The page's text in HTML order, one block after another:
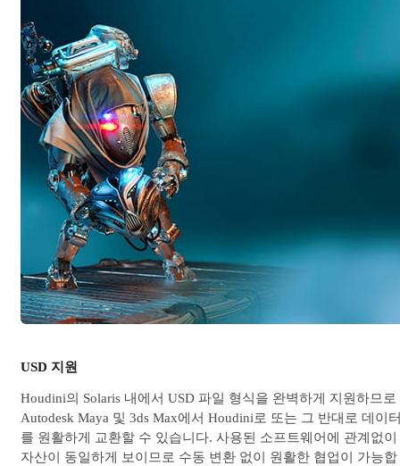
USD 지원
Houdini의 Solaris 내에서 USD 파일 형식을 완벽하게 지원하므로
Autodesk Maya 및 3ds Max에서 Houdini로 또는 그 반대로 데이
를 원활하게 교환할 수 있습니다. 사용된 소프트웨어에 관계없이
자산이 동일하게 보이므로 수동 변환 없이 원활한 협업이 가능합